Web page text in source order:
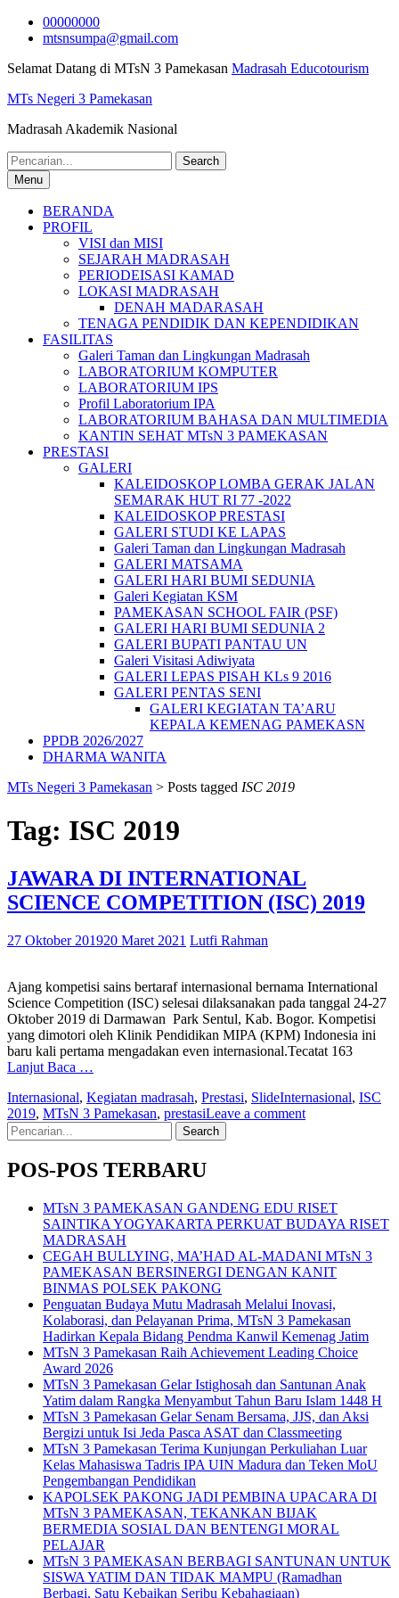
Skip
00000000
mtsnsumpa@gmail.com
Selamat Datang di MTsN 3 Pamekasan Madrasah Educotourism
MTs Negeri 3 Pamekasan
Madrasah Akademik Nasional
Search
for:Menu
BERANDA
PROFIL
VISI dan MISI
SEJARAH MADRASAH
PERIODEISASI KAMAD
LOKASI MADRASAH
DENAH MADARASAH
TENAGA PENDIDIK DAN KEPENDIDIKAN
FASILITAS
Galeri Taman dan Lingkungan Madrasah
LABORATORIUM KOMPUTER
LABORATORIUM IPS
Profil Laboratorium IPA
LABORATORIUM BAHASA DAN MULTIMEDIA
KANTIN SEHAT MTsN 3 PAMEKASAN
PRESTASI
GALERI
KALEIDOSKOP LOMBA GERAK JALAN
SEMARAK HUT RI 77 -2022
KALEIDOSKOP PRESTASI
GALERI STUDI KE LAPAS
Galeri Taman dan Lingkungan Madrasah
GALERI MATSAMA
GALERI HARI BUMI SEDUNIA
Galeri Kegiatan KSM
PAMEKASAN SCHOOL FAIR (PSF)
GALERI HARI BUMI SEDUNIA 2
GALERI BUPATI PANTAU UN
Galeri Visitasi Adiwiyata
GALERI LEPAS PISAH KLs 9 2016
GALERI PENTAS SENI
GALERI KEGIATAN TA’ARU
KEPALA KEMENAG PAMEKASN
PPDB 2026/2027
DHARMA WANITA
MTs Negeri 3 Pamekasan > Posts tagged ISC 2019
Tag: ISC 2019
JAWARA DI INTERNATIONAL
SCIENCE COMPETITION (ISC) 2019
27 Oktober 201920 Maret 2021 Lutfi Rahman
Ajang kompetisi sains bertaraf internasional bernama International
Science Competition (ISC) selesai dilaksanakan pada tanggal 24-27
Oktober 2019 di Darmawan Park Sentul, Kab. Bogor. Kompetisi
yang dimotori oleh Klinik Pendidikan MIPA (KPM) Indonesia ini
baru kali pertama mengadakan even internasional.Tecatat 163
Lanjut Baca …
Internasional, Kegiatan madrasah, Prestasi, SlideInternasional, ISC
2019, MTsN 3 Pamekasan, prestasiLeave a comment
Search
for:
POS-POS TERBARU
MTsN 3 PAMEKASAN GANDENG EDU RISET
SAINTIKA YOGYAKARTA PERKUAT BUDAYA RISET
MADRASAH
CEGAH BULLYING, MA’HAD AL-MADANI MTsN 3
PAMEKASAN BERSINERGI DENGAN KANIT
BINMAS POLSEK PAKONG
Penguatan Budaya Mutu Madrasah Melalui Inovasi,
Kolaborasi, dan Pelayanan Prima, MTsN 3 Pamekasan
Hadirkan Kepala Bidang Pendma Kanwil Kemenag Jatim
MTsN 3 Pamekasan Raih Achievement Leading Choice
Award 2026
MTsN 3 Pamekasan Gelar Istighosah dan Santunan Anak
Yatim dalam Rangka Menyambut Tahun Baru Islam 1448 H
MTsN 3 Pamekasan Gelar Senam Bersama, JJS, dan Aksi
Bergizi untuk Isi Jeda Pasca ASAT dan Classmeeting
MTsN 3 Pamekasan Terima Kunjungan Perkuliahan Luar
Kelas Mahasiswa Tadris IPA UIN Madura dan Teken MoU
Pengembangan Pendidikan
KAPOLSEK PAKONG JADI PEMBINA UPACARA DI
MTsN 3 PAMEKASAN, TEKANKAN BIJAK
BERMEDIA SOSIAL DAN BENTENGI MORAL
PELAJAR
MTsN 3 PAMEKASAN BERBAGI SANTUNAN UNTUK
SISWA YATIM DAN TIDAK MAMPU (Ramadhan
Berbagi, Satu Kebaikan Seribu Kebahagiaan)